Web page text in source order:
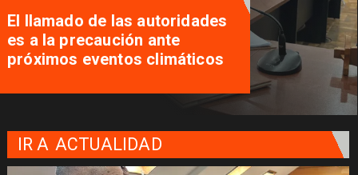
El llamado de las autoridades
es a la precaución ante
próximos eventos climáticos
IR A ACTUALIDAD